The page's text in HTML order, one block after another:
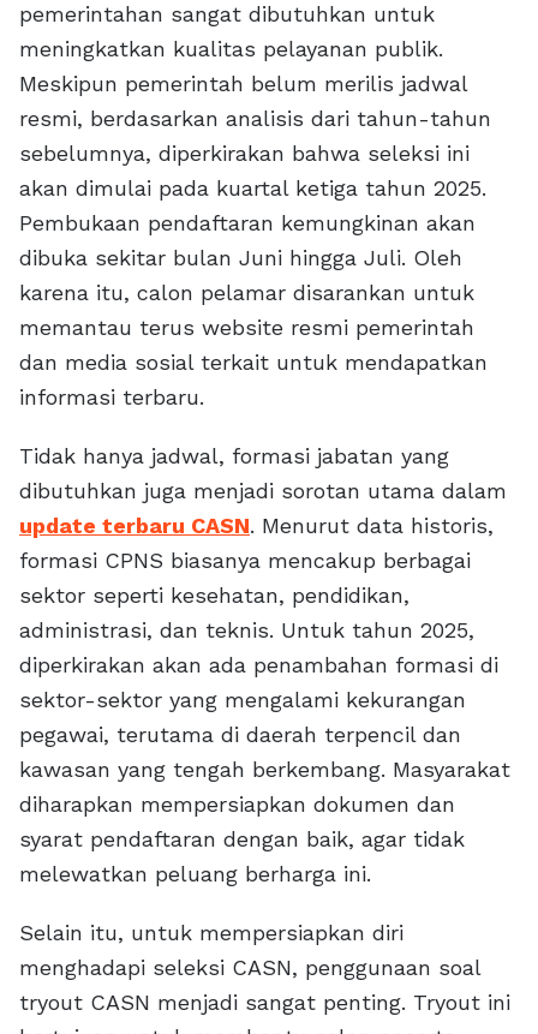
pemerintahan sangat dibutuhkan untuk
meningkatkan kualitas pelayanan publik.
Meskipun pemerintah belum merilis jadwal
resmi, berdasarkan analisis dari tahun-tahun
sebelumnya, diperkirakan bahwa seleksi ini
akan dimulai pada kuartal ketiga tahun 2025.
Pembukaan pendaftaran kemungkinan akan
dibuka sekitar bulan Juni hingga Juli. Oleh
karena itu, calon pelamar disarankan untuk
memantau terus website resmi pemerintah
dan media sosial terkait untuk mendapatkan
informasi terbaru.
Tidak hanya jadwal, formasi jabatan yang
dibutuhkan juga menjadi sorotan utama dalam
update terbaru CASN. Menurut data historis,
formasi CPNS biasanya mencakup berbagai
sektor seperti kesehatan, pendidikan,
administrasi, dan teknis. Untuk tahun 2025,
diperkirakan akan ada penambahan formasi di
sektor-sektor yang mengalami kekurangan
pegawai, terutama di daerah terpencil dan
kawasan yang tengah berkembang. Masyarakat
diharapkan mempersiapkan dokumen dan
syarat pendaftaran dengan baik, agar tidak
melewatkan peluang berharga ini.
Selain itu, untuk mempersiapkan diri
menghadapi seleksi CASN, penggunaan soal
tryout CASN menjadi sangat penting. Tryout ini